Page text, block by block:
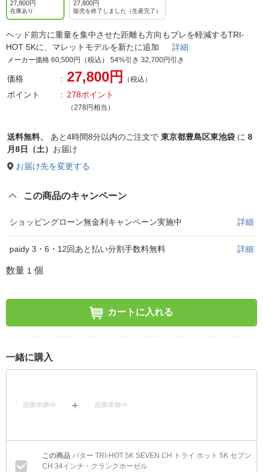
27,800円
在庫あり
27,800円
販売を終了しました（生産完了）
ヘッド前方に重量を集中させた距離も方向もブレを軽減するTRI-
HOT 5Kに、マレットモデルを新たに追加 詳細
メーカー価格 60,500円（税込） 54%引き 32,700円引き
価格 27,800円 （税込）
ポイント 278ポイント
（278円相当）
送料無料、 あと4時間8分以内のご注文で 東京都豊島区東池袋 に 8
月8日（土） お届け
お届け先を変更する
この商品のキャンペーン
ショッピングローン無金利キャンペーン実施中 詳細
paidy 3・6・12回あと払い分割手数料無料 詳細
数量 1 個
カートに入れる
一緒に購入
パター TRI-HOT 5K SEVEN CH トライ ホット 5K セブン
CH 34インチ・クランクホーゼル